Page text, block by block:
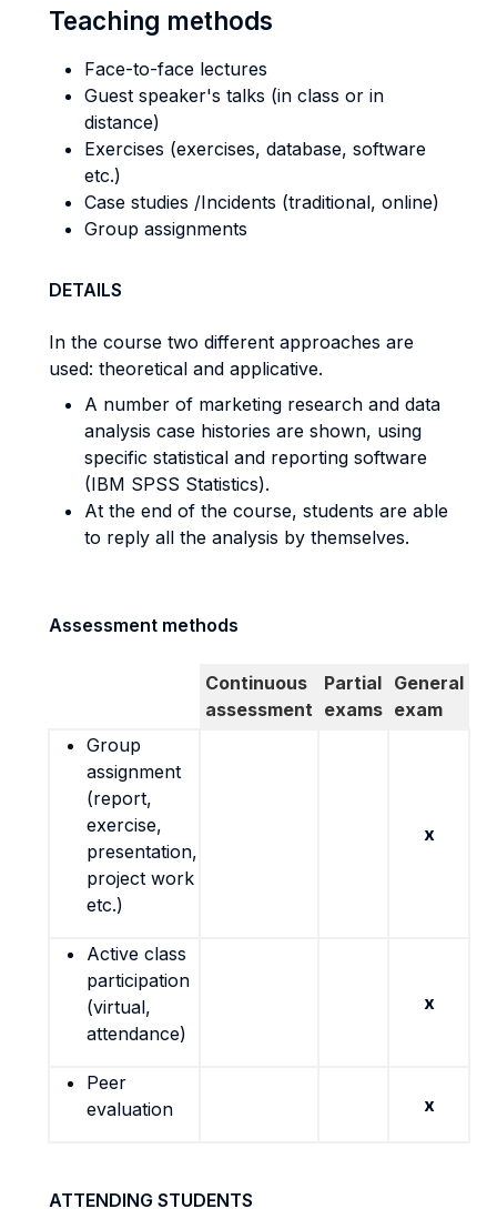
Teaching methods
Face-to-face lectures
Guest speaker's talks (in class or in
distance)
Exercises (exercises, database, software
etc.)
Case studies /Incidents (traditional, online)
Group assignments
DETAILS
In the course two different approaches are
used: theoretical and applicative.
A number of marketing research and data
analysis case histories are shown, using
specific statistical and reporting software
(IBM SPSS Statistics).
At the end of the course, students are able
to reply all the analysis by themselves.
Assessment methods
Continuous
assessment
Partial
exams
General
exam
Group
assignment
(report,
exercise,
presentation,
project work
etc.)
x
Active class
participation
(virtual,
attendance)
x
Peer
evaluation
x
ATTENDING STUDENTS